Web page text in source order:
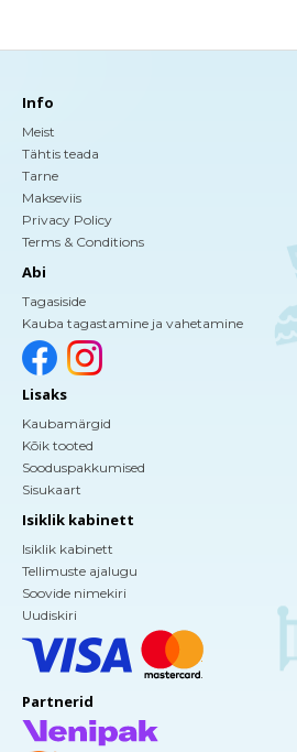
Info
Meist
Tähtis teada
Tarne
Makseviis
Privacy Policy
Terms & Conditions
Abi
Tagasiside
Kauba tagastamine ja vahetamine
Lisaks
Kaubamärgid
Kõik tooted
Sooduspakkumised
Sisukaart
Isiklik kabinett
Isiklik kabinett
Tellimuste ajalugu
Soovide nimekiri
Uudiskiri
Partnerid